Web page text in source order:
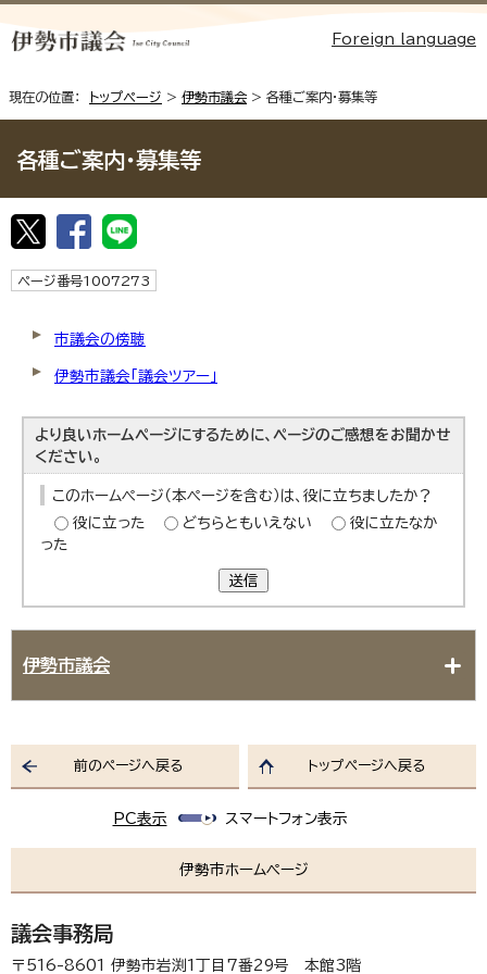
Foreign language
現在の位置： トップページ > 伊勢市議会 > 各種ご案内・募集等
各種ご案内・募集等
ページ番号1007273
市議会の傍聴
伊勢市議会「議会ツアー」
より良いホームページにするために、ページのご感想をお聞かせ
ください。
このホームページ（本ページを含む）は、役に立ちましたか？
役に立った
どちらともいえない
役に立たなか
った
送信
伊勢市議会
前のページへ戻る トップページへ戻る
PC表示 スマートフォン表示
伊勢市ホームページ
議会事務局
〒516-8601 伊勢市岩渕1丁目7番29号 本館3階